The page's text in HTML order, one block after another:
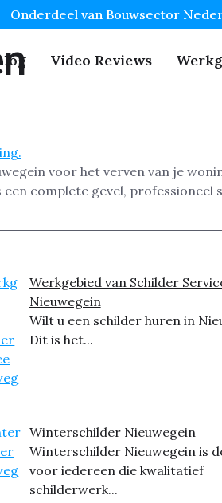
Onderdeel van Bouwsector
Video Reviews
voor het verven van je
complete gevel,
Werkgebied van Schilder
Nieuwegein
Wilt u een schilder huren in
Dit is het...
Winterschilder Nieuwegein
Winterschilder Nieuwegein is
voor iedereen die kwalitatief
schilderwerk...